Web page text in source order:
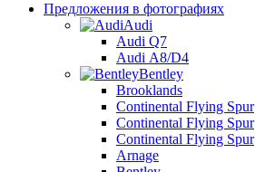
Предложения в фотографиях
Audi
Audi Q7
Audi А8/D4
Bentley
Brooklands
Continental Flying Spur
Continental Flying Spur
Continental Flying Spur
Arnage